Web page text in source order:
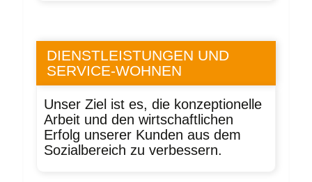
DIENSTLEISTUNGEN UND
SERVICE-WOHNEN
Unser Ziel ist es, die konzeptionelle
Arbeit und den wirtschaftlichen
Erfolg unserer Kunden aus dem
Sozialbereich zu verbessern.